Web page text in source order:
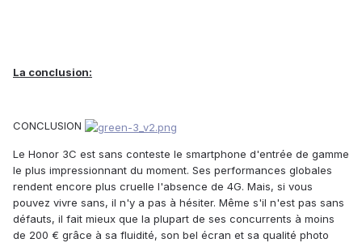
La conclusion:
CONCLUSION
Le Honor 3C est sans conteste le smartphone d'entrée de gamme
le plus impressionnant du moment. Ses performances globales
rendent encore plus cruelle l'absence de 4G. Mais, si vous
pouvez vivre sans, il n'y a pas à hésiter. Même s'il n'est pas sans
défauts, il fait mieux que la plupart de ses concurrents à moins
de 200 € grâce à sa fluidité, son bel écran et sa qualité photo